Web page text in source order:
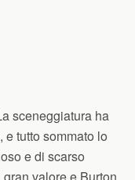
sceneggiatura ha
e tutto sommato lo
e di scarso